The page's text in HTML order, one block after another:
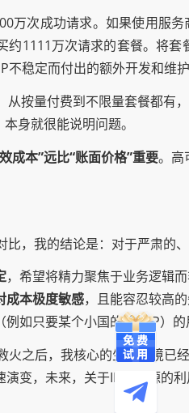
万次成功请求。如果使用服
约1111万次请求的套餐。将
不稳定而付出的额外开发和
从按量付费到不限量套餐都有
身就很能说明问题。
成本”远比“账面价格”重要。高
比，我的结论是：对于严肃的
，希望将精力聚焦于业务逻辑
成本极度敏感，且能容忍较高
（例如只要某个小国的移动IP）
火之后，我核心的生产环境
演变，未来，关于IPv6资源的